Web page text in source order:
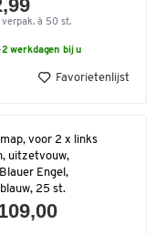
à 50 st.
werkdagen bij u
Favorietenlijst
voor 2 x links
uitzetvouw,
Engel,
25 st.